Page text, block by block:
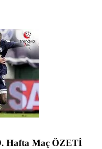
Hafta Maç ÖZETİ